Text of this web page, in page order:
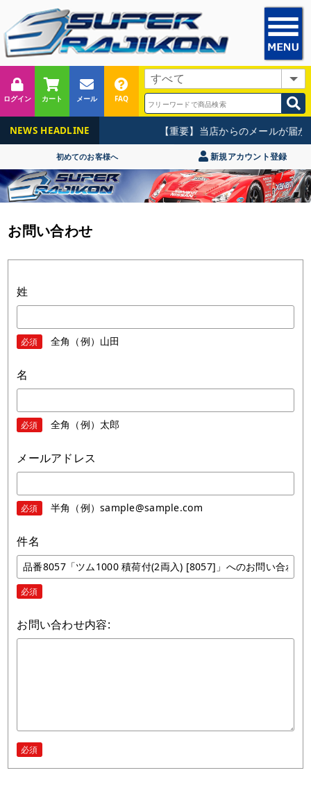
ログイン カート メール FAQ
NEWS HEADLINE 【重要】当店からのメールが届か
初めてのお客様へ 新規アカウント登録
お問い合わせ
姓
必須 全角（例）山田
名
必須 全角（例）太郎
メールアドレス
必須 半角（例）sample@sample.com
件名
必須
お問い合わせ内容:
必須